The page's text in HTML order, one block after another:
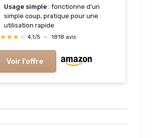
Usage simple : fonctionne d'un
simple coup, pratique pour une
utilisation rapide
4,1/5 — 1818 avis
Voir l'offre